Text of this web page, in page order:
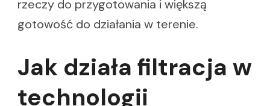
rzeczy do przygotowania i większą
gotowość do działania w terenie.
Jak działa filtracja w
technologii